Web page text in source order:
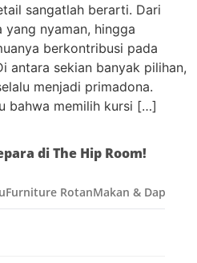
sangatlah berarti. Dari
yang nyaman, hingga
berkontribusi pada
antara sekian banyak pilihan,
menjadi primadona.
bahwa memilih kursi […]
di The Hip Room!
Furniture RotanMakan & Dapur